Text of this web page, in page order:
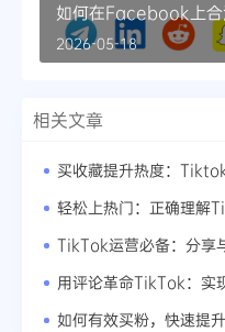
如何在Facebook上合
2026-05-18
相关文章
买收藏提升热度：
轻松上热门：正确理解
TikTok运营必备：分享
用评论革命TikTok：实
如何有效买粉，快速提